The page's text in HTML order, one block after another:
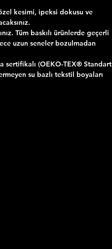
kesimi, ipeksi dokusu ve
Tüm baskılı ürünlerde geçerli
uzun seneler bozulmadan
sertifikalı (OEKO-TEX® Standart
su bazlı tekstil boyaları